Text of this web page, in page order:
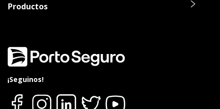
Productos
¡Seguinos!